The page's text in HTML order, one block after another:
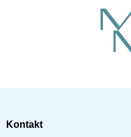
Kontakt